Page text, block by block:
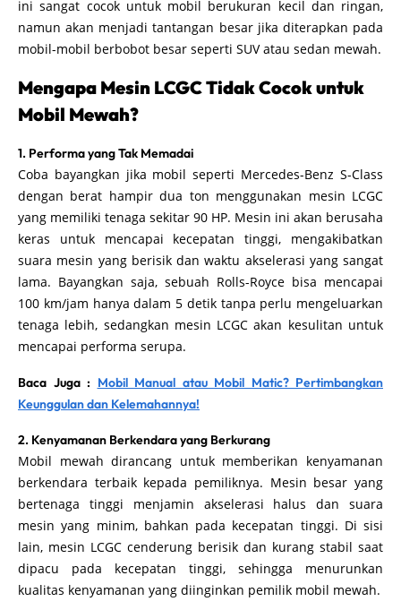
ini sangat cocok untuk mobil berukuran kecil dan ringan,
namun akan menjadi tantangan besar jika diterapkan pada
mobil-mobil berbobot besar seperti SUV atau sedan mewah.
Mengapa Mesin LCGC Tidak Cocok untuk
Mobil Mewah?
1. Performa yang Tak Memadai
Coba bayangkan jika mobil seperti Mercedes-Benz S-Class
dengan berat hampir dua ton menggunakan mesin LCGC
yang memiliki tenaga sekitar 90 HP. Mesin ini akan berusaha
keras untuk mencapai kecepatan tinggi, mengakibatkan
suara mesin yang berisik dan waktu akselerasi yang sangat
lama. Bayangkan saja, sebuah Rolls-Royce bisa mencapai
100 km/jam hanya dalam 5 detik tanpa perlu mengeluarkan
tenaga lebih, sedangkan mesin LCGC akan kesulitan untuk
mencapai performa serupa.
Baca Juga : Mobil Manual atau Mobil Matic? Pertimbangkan
Keunggulan dan Kelemahannya!
2. Kenyamanan Berkendara yang Berkurang
Mobil mewah dirancang untuk memberikan kenyamanan
berkendara terbaik kepada pemiliknya. Mesin besar yang
bertenaga tinggi menjamin akselerasi halus dan suara
mesin yang minim, bahkan pada kecepatan tinggi. Di sisi
lain, mesin LCGC cenderung berisik dan kurang stabil saat
dipacu pada kecepatan tinggi, sehingga menurunkan
kualitas kenyamanan yang diinginkan pemilik mobil mewah.